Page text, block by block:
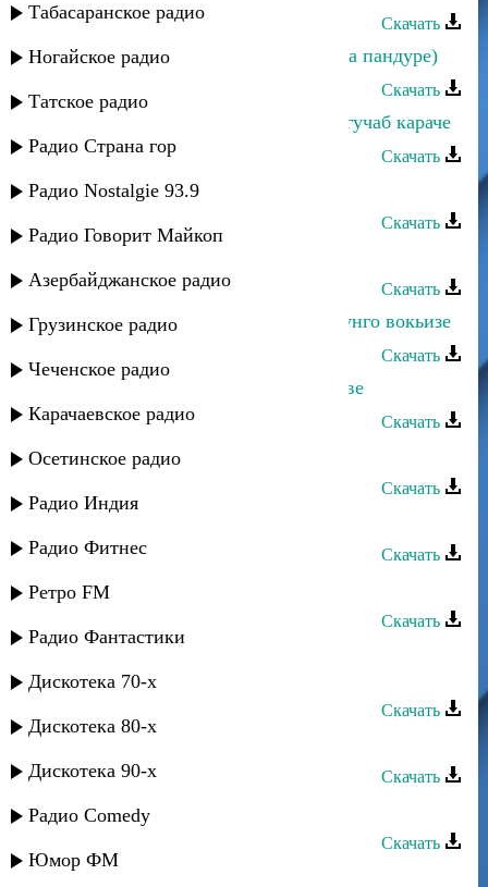
Табасаранское радио
Ногайское радио
Татское радио
Радио Страна гор
Радио Nostalgie 93.9
Радио Говорит Майкоп
Азербайджанское радио
Грузинское радио
Чеченское радио
Карачаевское радио
Осетинское радио
Радио Индия
Радио Фитнес
Ретро FM
Радио Фантастики
Дискотека 70-х
Дискотека 80-х
Дискотека 90-х
Радио Comedy
Юмор ФМ
Скачать
Даку Гаджиев - Мои пожелания (на пандуре)
Скачать
Даку Гаджиев - Пикрабазул гурул гучаб караче
Скачать
Даку Гаджиев - Народная
Скачать
Скачать
Даку Гаджиев - Бесдал эбелалъе дунго вокьизе
Скачать
Даку Гаджиев - Заработки в Ростове
Скачать
Даку Гаджиев - Скрипач
Скачать
Скачать
Шамиль Гаджиев - Горный цветок
Скачать
Саид Магомедов - Песня про Даку
Ассадулаева
Скачать
Скачать
Шамиль Гаджиев - Поплывем
Скачать
Шакир Гаджиев - Моя звезда